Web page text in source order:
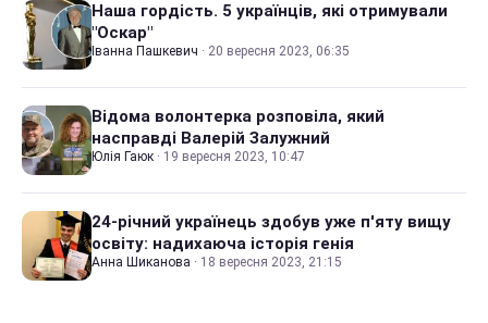
Наша гордість. 5 українців, які отримували
"Оскар"
Іванна Пашкевич · 20 вересня 2023, 06:35
Відома волонтерка розповіла, який
насправді Валерій Залужний
Юлія Гаюк · 19 вересня 2023, 10:47
24-річний українець здобув уже п'яту вищу
освіту: надихаюча історія генія
Анна Шиканова · 18 вересня 2023, 21:15